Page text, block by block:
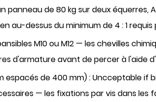
panneau de 80 kg sur deux équerres,
au-dessus du minimum de 4 : 1
M10 ou M12 — les chevilles
d'armature avant de percer à l'aide
espacés de 400 mm) :Uncceptable if
— les fixations par vis dans